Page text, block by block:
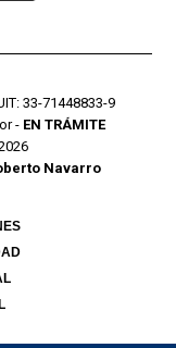
33-71448833-9
- EN TRÁMITE
Navarro